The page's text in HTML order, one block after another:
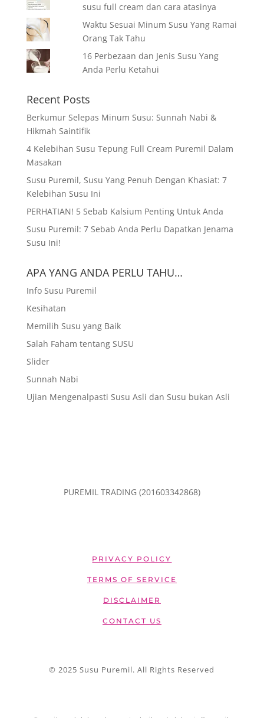
susu full cream dan cara atasinya
Waktu Sesuai Minum Susu Yang Ramai
Orang Tak Tahu
16 Perbezaan dan Jenis Susu Yang
Anda Perlu Ketahui
Recent Posts
Berkumur Selepas Minum Susu: Sunnah Nabi &
Hikmah Saintifik
4 Kelebihan Susu Tepung Full Cream Puremil Dalam
Masakan
Susu Puremil, Susu Yang Penuh Dengan Khasiat: 7
Kelebihan Susu Ini
PERHATIAN! 5 Sebab Kalsium Penting Untuk Anda
Susu Puremil: 7 Sebab Anda Perlu Dapatkan Jenama
Susu Ini!
APA YANG ANDA PERLU TAHU…
Info Susu Puremil
Kesihatan
Memilih Susu yang Baik
Salah Faham tentang SUSU
Slider
Sunnah Nabi
Ujian Mengenalpasti Susu Asli dan Susu bukan Asli
PUREMIL TRADING (201603342868)
PRIVACY POLICY
TERMS OF SERVICE
DISCLAIMER
CONTACT US
© 2025 Susu Puremil. All Rights Reserved